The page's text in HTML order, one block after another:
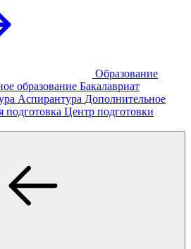
Образование
образование Бакалавриат
Аспирантура Дополнительное
подготовка Центр подготовки